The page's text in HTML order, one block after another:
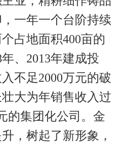
一年一个台阶持续
占地面积400亩的
、2013年建成投
不足2000万元的破
大为年销售收入过
的集团化公司。金
，树起了新形象，